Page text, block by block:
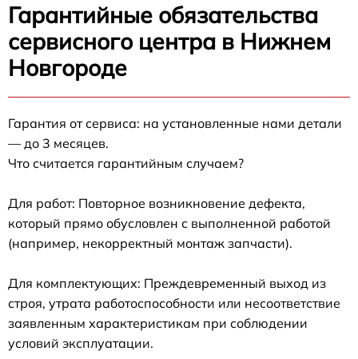
Гарантийные обязательства
сервисного центра в Нижнем
Новгороде
Гарантия от сервиса: на установленные нами детали
— до 3 месяцев.
Что считается гарантийным случаем?
Для работ: Повторное возникновение дефекта,
который прямо обусловлен с выполненной работой
(например, некорректный монтаж запчасти).
Для комплектующих: Преждевременный выход из
строя, утрата работоспособности или несоответствие
заявленным характеристикам при соблюдении
условий эксплуатации.